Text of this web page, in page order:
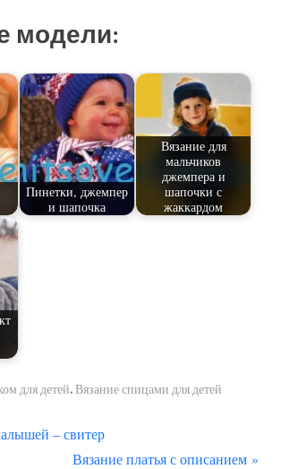
модели:
Пинетки, джемпер
и шапочка
Вязание для
мальчиков
джемпера и
шапочки с
жаккардом
для детей,Вязание спицами для детей
– свитер
С
Вязание платья с описанием